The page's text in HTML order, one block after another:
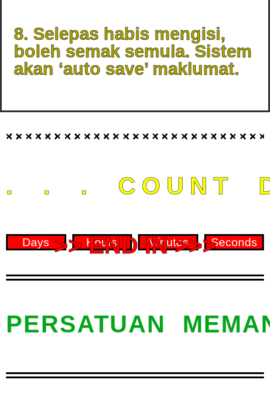
8. Selepas habis mengisi,
boleh semak semula. Sistem
akan ‘auto save’ maklumat.
. . . COUNT
>> END IN >>>
Days Hours Minutes Seconds
PERSATUAN